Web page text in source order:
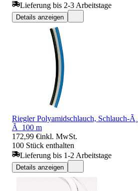
Lieferung bis 2-3 Arbeitstage
Details anzeigen
Riegler Polyamidschlauch, Schlauch-
Ã 100 m
172,99 €inkl. MwSt.
100 Stück enthalten
Lieferung bis 1-2 Arbeitstage
Details anzeigen